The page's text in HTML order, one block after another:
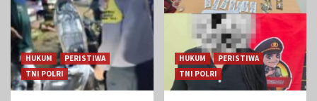
HUKUM
PERISTIWA
TNI POLRI
HUKUM
PERISTIWA
TNI POLRI